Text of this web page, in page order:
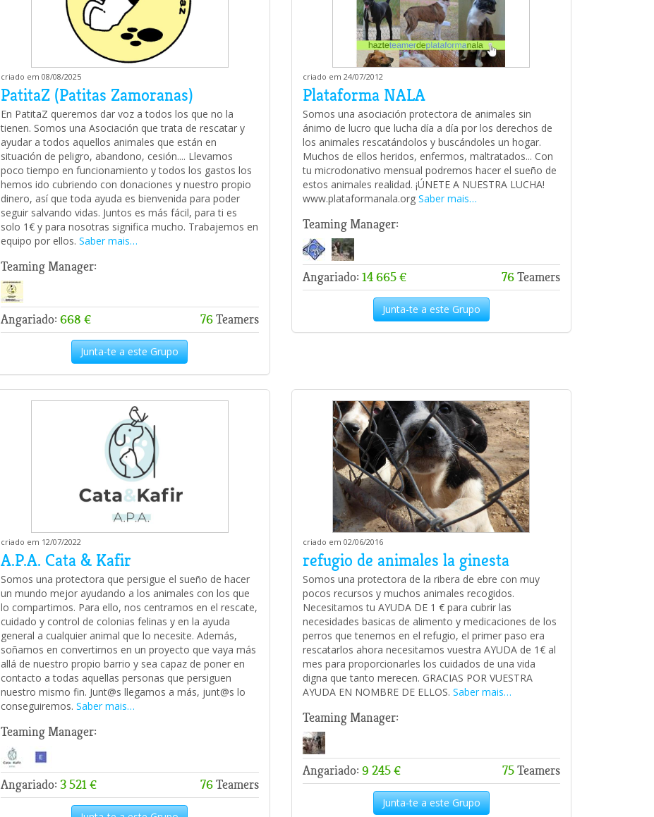
criado em 08/08/2025
PatitaZ (Patitas Zamoranas)
En PatitaZ queremos dar voz a todos los que no la
tienen. Somos una Asociación que trata de rescatar y
ayudar a todos aquellos animales que están en
situación de peligro, abandono, cesión.... Llevamos
poco tiempo en funcionamiento y todos los gastos los
hemos ido cubriendo con donaciones y nuestro propio
dinero, así que toda ayuda es bienvenida para poder
seguir salvando vidas. Juntos es más fácil, para ti es
solo 1€ y para nosotras significa mucho. Trabajemos en
equipo por ellos. Saber mais…
Teaming Manager:
Angariado: 668 € 76Teamers
Junta-te a este Grupo
criado em 24/07/2012
Plataforma NALA
Somos una asociación protectora de animales sin
ánimo de lucro que lucha día a día por los derechos de
los animales rescatándolos y buscándoles un hogar.
Muchos de ellos heridos, enfermos, maltratados... Con
tu microdonativo mensual podremos hacer el sueño de
estos animales realidad. ¡ÚNETE A NUESTRA LUCHA!
www.plataformanala.org Saber mais…
Teaming Manager:
Angariado: 14 665 € 76Teamers
Junta-te a este Grupo
criado em 12/07/2022
A.P.A. Cata & Kafir
Somos una protectora que persigue el sueño de hacer
un mundo mejor ayudando a los animales con los que
lo compartimos. Para ello, nos centramos en el rescate,
cuidado y control de colonias felinas y en la ayuda
general a cualquier animal que lo necesite. Además,
soñamos en convertirnos en un proyecto que vaya más
allá de nuestro propio barrio y sea capaz de poner en
contacto a todas aquellas personas que persiguen
nuestro mismo fin. Junt@s llegamos a más, junt@s lo
conseguiremos. Saber mais…
Teaming Manager:
Angariado: 3 521 € 76Teamers
criado em 02/06/2016
refugio de animales la ginesta
Somos una protectora de la ribera de ebre con muy
pocos recursos y muchos animales recogidos.
Necesitamos tu AYUDA DE 1 € para cubrir las
necesidades basicas de alimento y medicaciones de los
perros que tenemos en el refugio, el primer paso era
rescatarlos ahora necesitamos vuestra AYUDA de 1€ al
mes para proporcionarles los cuidados de una vida
digna que tanto merecen. GRACIAS POR VUESTRA
AYUDA EN NOMBRE DE ELLOS. Saber mais…
Teaming Manager:
Angariado: 9 245 € 75Teamers
Junta-te a este Grupo